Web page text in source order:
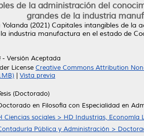
de la administración del
grandes de la industria
(2021) Capitales intangibles de la
industria manufactura en el estado de
- Versión Aceptada
License Creative Commons Attribution
Vista previa
(Doctorado)
en Filosofía con Especialidad en
Ciencias sociales > HD Industrias, Economía
Pública y Administración >